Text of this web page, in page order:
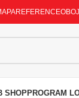
REFERENCE
SHOPPROGRAM